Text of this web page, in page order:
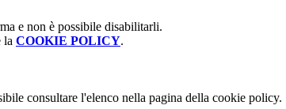
e non è possibile disabilitarli.
la COOKIE POLICY.
consultare l'elenco nella pagina della cookie policy.